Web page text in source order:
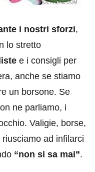
i nostri sforzi,
lo stretto
liste e i consigli per
anche se stiamo
un borsone. Se
ne parliamo, i
Valigie, borse,
ad infilarci
“non si sa mai”.